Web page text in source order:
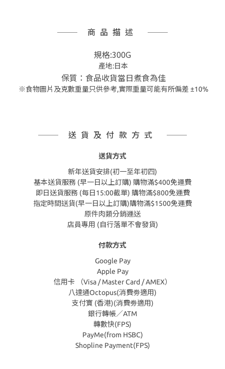
商品描述
規格:300G
產地:日本
保質：食品收貨當日煮食為佳
※食物圖片及克數重量只供參考,實際重量可能有所偏差 ±10%
送貨及付款方式
送貨方式
新年送貨安排(初一至年初四)
基本送貨服務 (早一日以上訂購) 購物滿$400免運費
即日送貨服務 (每日15:00截單) 購物滿$800免運費
指定時間送貨(早一日以上訂購)購物滿$1500免運費
原件肉類分銷運送
店員專用 (自行落單不會發貨)
付款方式
Google Pay
Apple Pay
信用卡 （Visa / Master Card / AMEX）
八達通Octopus(消費劵適用)
支付寶 (香港)(消費劵適用)
銀行轉帳／ATM
轉數快(FPS)
PayMe(from HSBC)
Shopline Payment(FPS)